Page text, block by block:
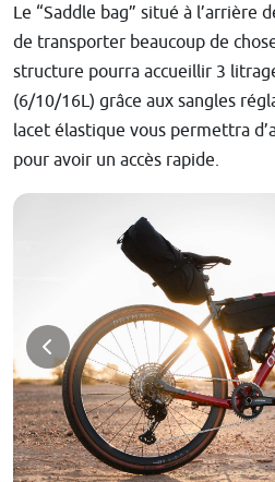
Le “Saddle bag” situé à l’arrière
de transporter beaucoup de
structure pourra accueillir 3
(6/10/16L) grâce aux sangles
lacet élastique vous permettra
pour avoir un accès rapide.